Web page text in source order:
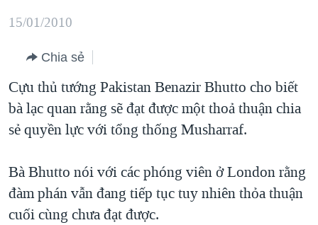
chính
hướng
chính
Đi
"Tìm"
THẾ GIỚI
DIỄN ĐÀN
MỤC
TỰ DO BÁO CHÍ
VẠCH TRẦN TIN GIẢ
NGƯỜI VIỆT HẢI NGOẠI
ĐỜI SỐNG
KINH TẾ
CHUYÊN ĐỀ
CHIẾN TRANH THƯƠNG MẠI CỦA MỸ: QUÁ KHỨ VÀ HIỆN
HÀNH TRÌNH BẦU CỬ 2024
MỘT NĂM CHIẾN TRANH TẠI DẢI GAZA
HỌC TIẾNG ANH
VIDEO
NGHE
15/01/2010
Chia sẻ
Cựu thủ tướng Pakistan Benazir Bhutto cho biết
bà lạc quan rằng sẽ đạt được một thoả thuận chia
sẻ quyền lực với tổng thống Musharraf.
Bà Bhutto nói với các phóng viên ở London rằng
đàm phán vẫn đang tiếp tục tuy nhiên thỏa thuận
cuối cùng chưa đạt được.